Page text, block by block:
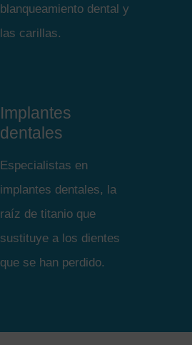
blanqueamiento dental y
las carillas.
Implantes
dentales
Especialistas en
implantes dentales, la
raíz de titanio que
sustituye a los dientes
que se han perdido.